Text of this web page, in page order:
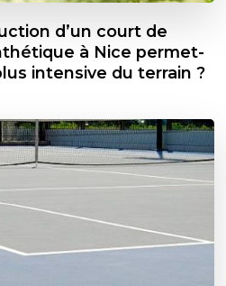
d’un court de
à Nice permet-
intensive du terrain ?